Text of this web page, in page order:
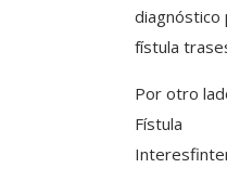
diagnóstico
fístula
Por otro
Fístula